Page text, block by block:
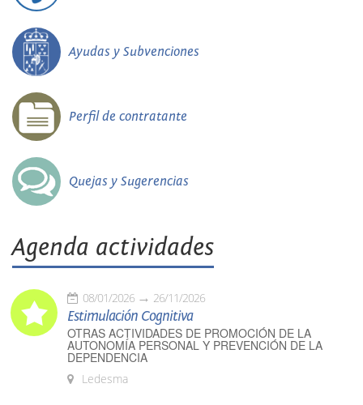
Ayudas y Subvenciones
Perfil de contratante
Quejas y Sugerencias
Agenda actividades
08/01/2026 26/11/2026
Estimulación Cognitiva
OTRAS ACTIVIDADES DE PROMOCIÓN DE LA
AUTONOMÍA PERSONAL Y PREVENCIÓN DE LA
DEPENDENCIA
Ledesma